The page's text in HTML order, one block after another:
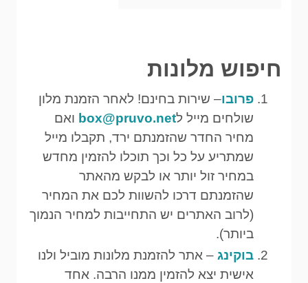
חיפוש מלונות
פרובו– שירות בחינם! לאחר הזמנת מלון
שולחים מייל לbox@pruvo.net ואם
מחיר החדר שהזמנתם ירד, תקבלו מייל
שמתריע על כל וכך תוכלו להזמין מחדש
במחיר זול יותר או לבקש מהאתר
שהזמנתם דרכו להשוות לכם את המחיר
(לרוב האתרים יש התחייבות למחיר הנמוך
ביותר).
בוקינג – אתר להזמנת מלונות מוביל ולנו
אישית יצא להזמין ממנו הרבה. אחד